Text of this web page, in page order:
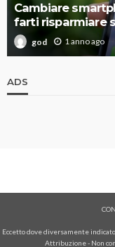
Cambiare
farti risparmiare
god 1 anno ago
ADS
Eccetto dove diversamente
Attribuzione - Non